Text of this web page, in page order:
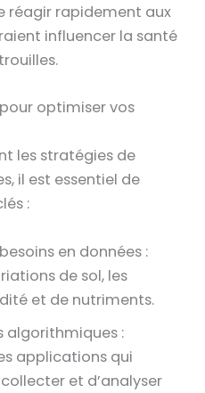
réagir rapidement aux
influencer la santé
optimiser vos
les stratégies de
il est essentiel de
:
en données :
de sol, les
et de nutriments.
algorithmiques :
applications qui
et d’analyser